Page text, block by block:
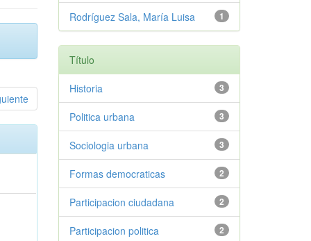
1
Rodríguez Sala, María Luisa
Título
3
Historia
3
Politica urbana
3
Sociologia urbana
2
Formas democraticas
2
Participacion ciudadana
2
Participacion politica